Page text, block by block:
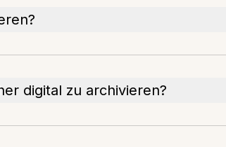
digital zu archivieren?